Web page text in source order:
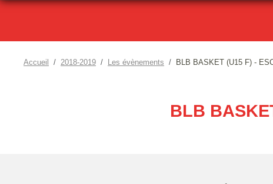
Accueil 2018-2019 Les évènements BLB BASKET (U15 F) -
BLB